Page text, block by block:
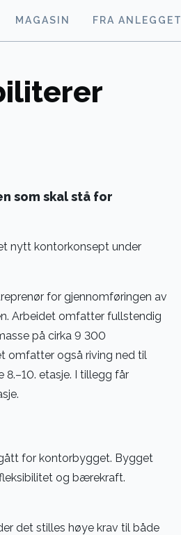
MAGASIN FRA ANLEGGET
som skal stå for
nytt kontorkonsept under
for gjennomføringen av
Arbeidet omfatter fullstendig
på cirka 9 300
omfatter også riving ned til
etasje. I tillegg får
for kontorbygget. Bygget
og bærekraft.
det stilles høye krav til både